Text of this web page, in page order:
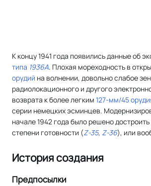
К концу 1941 года появились данные об
типа 1936A. Плохая мореходность в
орудий на волнении, довольно слабое
радиолокационного и другого
возврата к более легким 127-мм/45
серии немецких эсминцев.
начале 1942 года было решено
степени готовности (Z-35, Z-36), или
История создания
Предпосылки